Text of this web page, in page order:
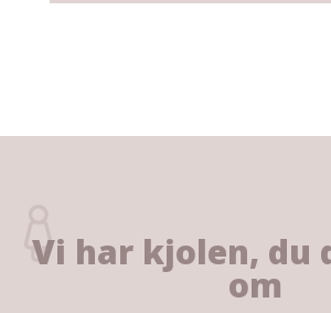
Vi har kjolen, du
om